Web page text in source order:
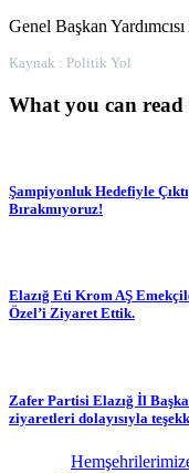
Genel Başkan
Kaynak : Politik Yol
What you can read
Şampiyonluk Hedefiyle
Bırakmıyoruz!
Elazığ Eti Krom AŞ
Özel’i Ziyaret Ettik.
Zafer Partisi Elazığ İl
ziyaretleri dolayısıyla